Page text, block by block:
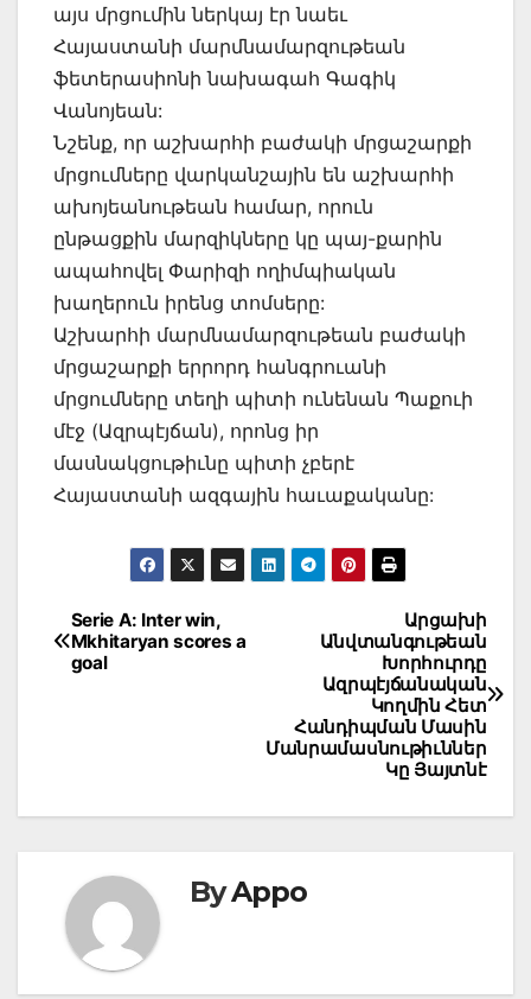
այս մրցումին ներկայ էր նաեւ
Հայաստանի մարմնամարզութեան
ֆետերասիոնի նախագահ Գագիկ
Վանոյեան:
Նշենք, որ աշխարհի բաժակի մրցաշարքի
մրցումները վարկանշային են աշխարհի
ախոյեանութեան համար, որուն
ընթացքին մարզիկները կը պայ-քարին
ապահովել Փարիզի ողիմպիական
խաղերուն իրենց տոմսերը:
Աշխարհի մարմնամարզութեան բաժակի
մրցաշարքի երրորդ հանգրուանի
մրցումները տեղի պիտի ունենան Պաքուի
մէջ (Ազրպէյճան), որոնց իր
մասնակցութիւնը պիտի չբերէ
Հայաստանի ազգային հաւաքականը:
Post
navigation
Արցախի
Անվտանգութեան
Խորհուրդը
Ազրպէյճանական
Կողմին Հետ
Հանդիպման Մասին
Մանրամասնութիւններ
Կը Յայտնէ
Serie A: Inter win,
Mkhitaryan scores a
goal
ByAppo